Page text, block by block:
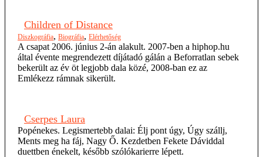
Children of Distance
Diszkográfia, Biográfia, Elérhetőség
A csapat 2006. június 2-án alakult. 2007-ben a hiphop.hu
által évente megrendezett díjátadó gálán a Beforratlan sebek
bekerült az év öt legjobb dala közé, 2008-ban ez az
Emlékezz rámnak sikerült.
Cserpes Laura
Popénekes. Legismertebb dalai: Élj pont úgy, Úgy szállj,
Ments meg ha fáj, Nagy Ő. Kezdetben Fekete Dáviddal
duettben énekelt, később szólókarierre lépett.